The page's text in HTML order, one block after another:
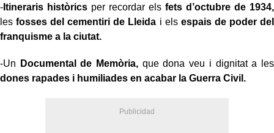
- Itineraris històrics per recordar els fets d’octubre de 1934,
lesfosses del cementiri de Lleida i elsespais de poder del
franquisme a la ciutat.
-Un Documental de Memòria, que dona veu i dignitat a les
dones rapades i humiliades en acabar la Guerra Civil.